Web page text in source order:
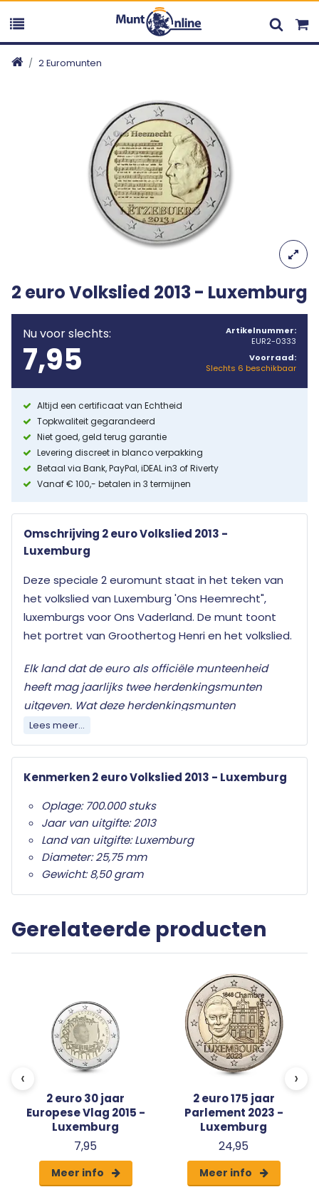
2 Euromunten
2 euro Volkslied 2013 - Luxemburg
Nu voor slechts:
7,95
Artikelnummer:
EUR2-0333
Voorraad:
Slechts 6 beschikbaar
Altijd een certificaat van Echtheid
Topkwaliteit gegarandeerd
Niet goed, geld terug garantie
Levering discreet in blanco verpakking
Betaal via Bank, PayPal, iDEAL in3 of Riverty
Vanaf € 100,- betalen in 3 termijnen
Omschrijving 2 euro Volkslied 2013 -
Luxemburg
Deze speciale 2 euromunt staat in het teken van
het volkslied van Luxemburg 'Ons Heemrecht",
luxemburgs voor Ons Vaderland. De munt toont
het portret van Groothertog Henri en het volkslied.
Elk land dat de euro als officiële munteenheid
heeft mag jaarlijks twee herdenkingsmunten
uitgeven. Wat deze herdenkingsmunten
onderscheid van de gewone twee euro munten is
het herdenkingsonderwerp op de nationale zijde.
Alleen de twee euro munt mag als
herdenkingsmunt gebruikt worden. Ze zijn in het
als gewone euromunten worden gebruikt en
moeten worden geaccepteerd.
Uw 2 euro munt wordt beschermd en met een
algemeen certificaat van echtheid
Lees meer...
Kenmerken 2 euro Volkslied 2013 - Luxemburg
Oplage: 700.000 stuks
Jaar van uitgifte: 2013
Land van uitgifte: Luxemburg
Diameter: 25,75 mm
Gewicht: 8,50 gram
Gerelateerde producten
‹
2 euro 30 jaar
Europese Vlag 2015 -
Luxemburg
7,95
Meer info
2 euro 175 jaar
Parlement 2023 -
Luxemburg
24,95
Meer info
›